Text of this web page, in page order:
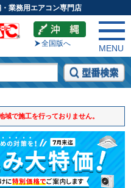
業務用エアコン専門店
全国版へ
MENU
で施工を行っておりません。